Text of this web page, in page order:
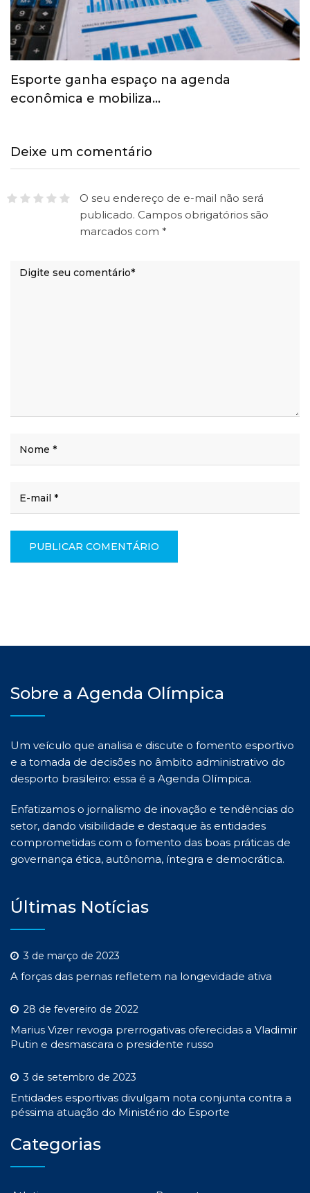
Esporte ganha espaço na agenda
econômica e mobiliza…
Deixe um comentário
O seu endereço de e-mail não será
publicado. Campos obrigatórios são
marcados com *
Sobre a Agenda Olímpica
Um veículo que analisa e discute o fomento esportivo
e a tomada de decisões no âmbito administrativo do
desporto brasileiro: essa é a Agenda Olímpica.
Enfatizamos o jornalismo de inovação e tendências do
setor, dando visibilidade e destaque às entidades
comprometidas com o fomento das boas práticas de
governança ética, autônoma, íntegra e democrática.
Últimas Notícias
3 de março de 2023
A forças das pernas refletem na longevidade ativa
28 de fevereiro de 2022
Marius Vizer revoga prerrogativas oferecidas a Vladimir
Putin e desmascara o presidente russo
3 de setembro de 2023
Entidades esportivas divulgam nota conjunta contra a
péssima atuação do Ministério do Esporte
Categorias